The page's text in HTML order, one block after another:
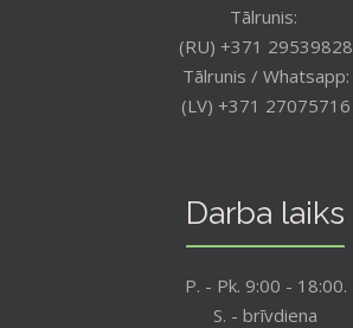
Tālrunis:
(RU) +371 29539828
Tālrunis / Whatsapp:
(LV) +371 27075716
Darba laiks
P. - Pk. 9:00 - 18:00.
S. - brīvdiena